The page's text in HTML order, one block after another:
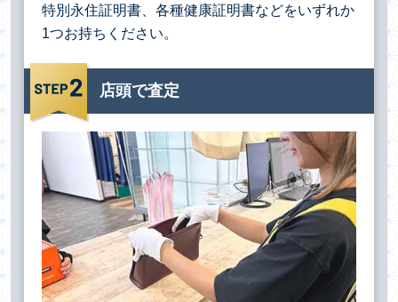
特別永住証明書、各種健康証明書などをいずれか
1つお持ちください。
店頭で査定